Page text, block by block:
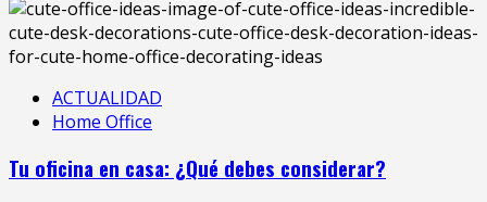
ACTUALIDAD
Home Office
Tu oficina en casa: ¿Qué debes considerar?